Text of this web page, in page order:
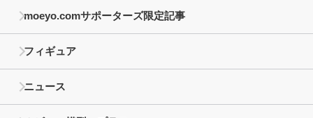
moeyo.comサポーターズ限定記事
フィギュア
ニュース